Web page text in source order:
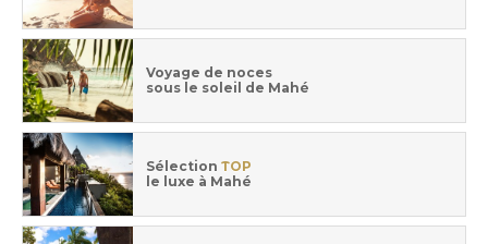
Voyage de noces
sous le soleil de Mahé
Sélection TOP
le luxe à Mahé